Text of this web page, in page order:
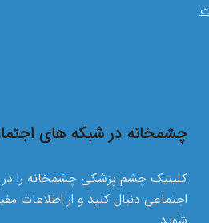
چشمخانه در شبکه های
کلینیک چشم پزشکی چشمخانه را
اجتماعی دنبال کنید و از اطلاعات